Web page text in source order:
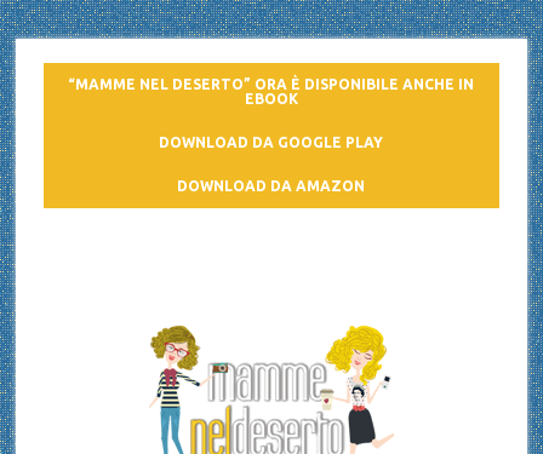
“MAMME NEL DESERTO” ORA È DISPONIBILE ANCHE IN
EBOOK
DOWNLOAD DA GOOGLE PLAY
DOWNLOAD DA AMAZON